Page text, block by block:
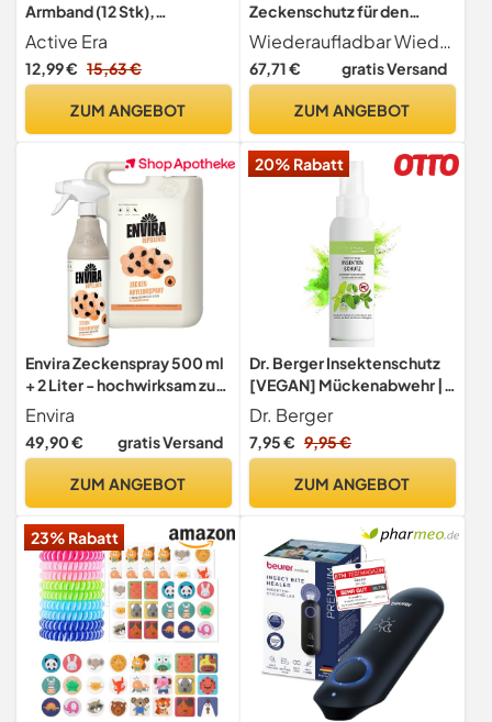
Armband (12 Stk),
Mückenabwehr Outdoor,
Camping -
Mückenarmband für Kinder
Anti Mücken Schutz,
Schutz, 100% DEET frei -
Bunt
Active Era
12,99 € 15,63 €
ZUM ANGEBOT
Zeckenschutz für den
Außenbereich, Ultraschall-
Zeckenschutz für alle
Altersgruppen, grün
Wiederaufladbar Wiederaufladbarer Akku für Langzeitschutz mit dem mitgelieferten Micro-USB-Kabel.
67,71 € gratis Versand
ZUM ANGEBOT
Envira Zeckenspray 500 ml
+ 2 Liter - hochwirksam zum
Fernhalten
Envira
49,90 € gratis Versand
ZUM ANGEBOT
20% Rabatt
Dr. Berger Insektenschutz
[VEGAN] Mückenabwehr |
Schutz gegen Zecken,
Moskitos, Mücken,
Bremsen | Hautspray auch
Natürlicher Schutz vor
Mückenspray
Dr. Berger
7,95 € 9,95 €
ZUM ANGEBOT
23% Rabatt